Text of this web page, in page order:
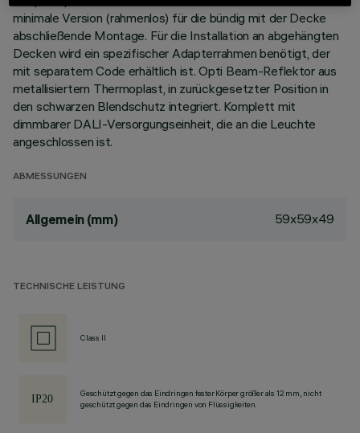
minimale Version (rahmenlos) für die bündig mit der Decke
abschließende Montage. Für die Installation an abgehängten
Decken wird ein spezifischer Adapterrahmen benötigt, der
mit separatem Code erhältlich ist. Opti Beam-Reflektor aus
metallisiertem Thermoplast, in zurückgesetzter Position in
den schwarzen Blendschutz integriert. Komplett mit
dimmbarer DALI-Versorgungseinheit, die an die Leuchte
angeschlossen ist.
ABMESSUNGEN
Allgemein (mm) 59x59x49
TECHNISCHE LEISTUNG
Class II
Geschützt gegen das Eindringen fester Körper größer als 12 mm, nicht
geschützt gegen das Eindringen von Flüssigkeiten.